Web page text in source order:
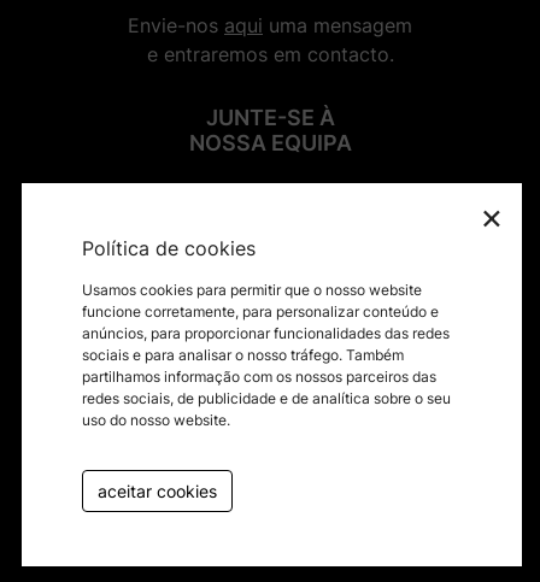
Envie-nos aqui uma mensagem
e entraremos em contacto.
JUNTE-SE À
NOSSA EQUIPA
Contactos
Termos e condições
Política de privacidade
Livro de reclamações
×
Política de cookies
Usamos cookies para permitir que o nosso website
funcione corretamente, para personalizar conteúdo e
anúncios, para proporcionar funcionalidades das redes
sociais e para analisar o nosso tráfego. Também
partilhamos informação com os nossos parceiros das
redes sociais, de publicidade e de analítica sobre o seu
uso do nosso website.
aceitar cookies